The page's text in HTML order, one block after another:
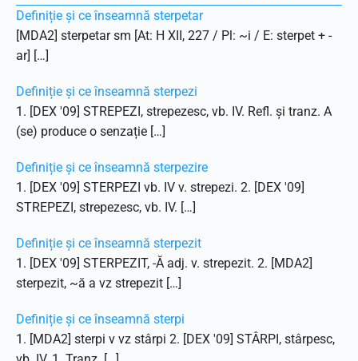
Definiție și ce înseamnă sterpetar
[MDA2] sterpetar sm [At: H XII, 227 / Pl: ~i / E: sterpet + -
ar] […]
Definiție și ce înseamnă sterpezi
1. [DEX '09] STREPEZI, strepezesc, vb. IV. Refl. și tranz. A
(se) produce o senzație […]
Definiție și ce înseamnă sterpezire
1. [DEX '09] STERPEZI vb. IV v. strepezi. 2. [DEX '09]
STREPEZI, strepezesc, vb. IV. […]
Definiție și ce înseamnă sterpezit
1. [DEX '09] STERPEZIT, -Ă adj. v. strepezit. 2. [MDA2]
sterpezit, ~ă a vz strepezit […]
Definiție și ce înseamnă sterpi
1. [MDA2] sterpi v vz stârpi 2. [DEX '09] STÂRPI, stârpesc,